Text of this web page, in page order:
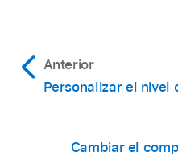
Anterior
Personalizar el nivel
Cambiar el